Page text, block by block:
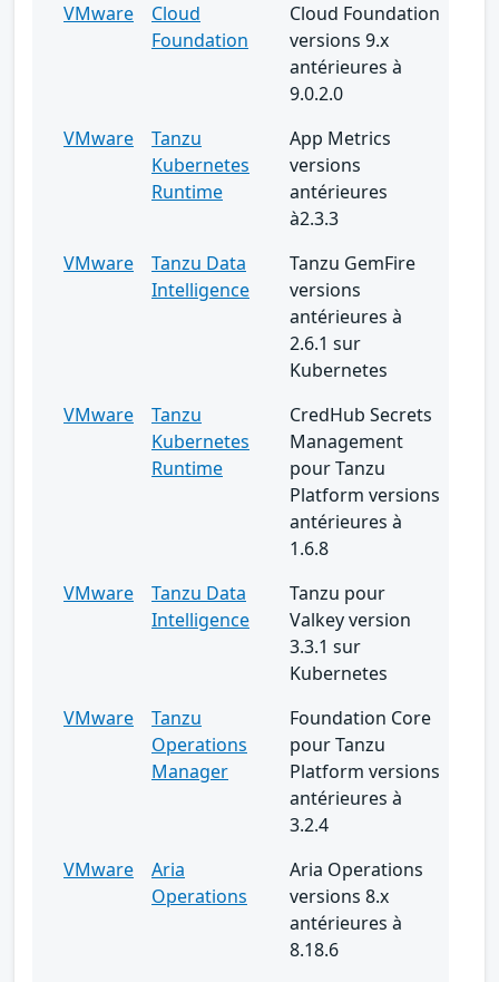
VMware
Cloud
Foundation
Cloud Foundation
versions 9.x
antérieures à
9.0.2.0
VMware
Tanzu
Kubernetes
Runtime
App Metrics
versions
antérieures
à2.3.3
VMware
Tanzu Data
Intelligence
Tanzu GemFire
versions
antérieures à
2.6.1 sur
Kubernetes
VMware
Tanzu
Kubernetes
Runtime
CredHub Secrets
Management
pour Tanzu
Platform versions
antérieures à
1.6.8
VMware
Tanzu Data
Intelligence
Tanzu pour
Valkey version
3.3.1 sur
Kubernetes
VMware
Tanzu
Operations
Manager
Foundation Core
pour Tanzu
Platform versions
antérieures à
3.2.4
VMware
Aria
Operations
Aria Operations
versions 8.x
antérieures à
8.18.6